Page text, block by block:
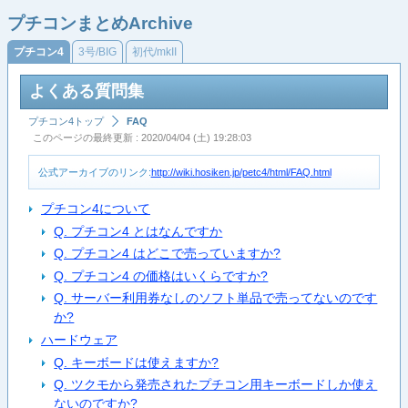
プチコンまとめArchive
プチコン4 3号/BIG 初代/mkII
よくある質問集
プチコン4トップ
FAQ
このページの最終更新 : 2020/04/04 (土) 19:28:03
公式アーカイブのリンク:http://wiki.hosiken.jp/petc4/html/FAQ.html
プチコン4について
Q. プチコン4 とはなんですか
Q. プチコン4 はどこで売っていますか?
Q. プチコン4 の価格はいくらですか?
Q. サーバー利用券なしのソフト単品で売ってないのです
か?
ハードウェア
Q. キーボードは使えますか?
Q. ツクモから発売されたプチコン用キーボードしか使え
ないのですか?